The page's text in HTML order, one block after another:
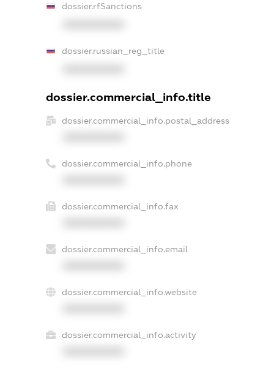
dossier.rfSanctions
dossier.russian_reg_title
dossier.commercial_info.title
dossier.commercial_info.postal_address
dossier.commercial_info.phone
dossier.commercial_info.fax
dossier.commercial_info.email
dossier.commercial_info.website
dossier.commercial_info.activity